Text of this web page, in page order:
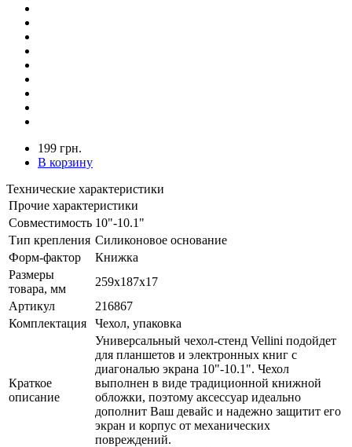
199 грн.
В корзину
Технические характеристики
Прочие характеристики
Совместимость 10"-10.1"
Тип крепления Силиконовое основание
Форм-фактор
Книжка
Размеры
товара, мм
259х187x17
Артикул
216867
Комплектация
Чехол, упаковка
Краткое
описание
Универсальный чехол-стенд Vellini подойдет
для планшетов и электронных книг с
диагональю экрана 10"-10.1". Чехол
выполнен в виде традиционной книжной
обложки, поэтому аксессуар идеально
дополнит Ваш девайс и надежно защитит его
экран и корпус от механических
повреждений.